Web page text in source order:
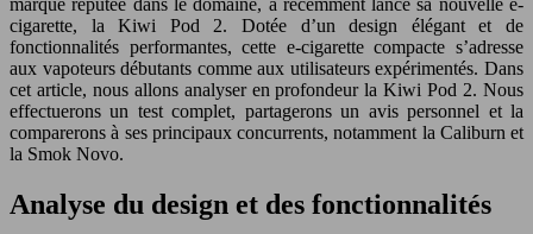
cigarette, la Kiwi Pod 2. Dotée d’un design élégant et de
fonctionnalités performantes, cette e-cigarette compacte s’adresse
aux vapoteurs débutants comme aux utilisateurs expérimentés. Dans
cet article, nous allons analyser en profondeur la Kiwi Pod 2. Nous
effectuerons un test complet, partagerons un avis personnel et la
comparerons à ses principaux concurrents, notamment la Caliburn et
la Smok Novo.
Analyse du design et des fonctionnalités